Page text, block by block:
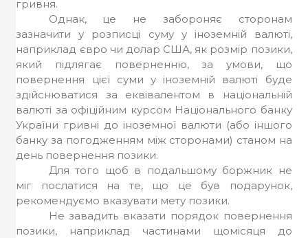
гривня.
Однак, це не забороняє сторонам
зазначити у розписці суму у іноземній валюті,
наприклад євро чи долар США, як розмір позики,
який підлягає поверненню, за умови, що
повернення цієї суми у іноземній валюті буде
здійснюватися за еквівалентом в національній
валюті за офіційним курсом Національного банку
України гривні до іноземної валюти (або іншого
банку за погодженням між сторонами) станом на
день повернення позики.
Для того щоб в подальшому боржник не
міг послатися на те, що це був подарунок,
рекомендуємо вказувати мету позики.
Не завадить вказати порядок повернення
позики, наприклад частинами щомісяця до